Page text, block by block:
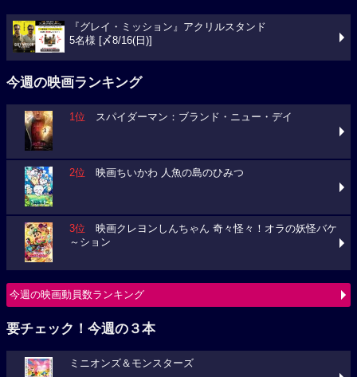
『グレイ・ミッション』アクリルスタンド
5名様 [〆8/16(日)]
今週の映画ランキング
1位 スパイダーマン：ブランド・ニュー・デイ
2位 映画ちいかわ 人魚の島のひみつ
3位 映画クレヨンしんちゃん 奇々怪々！オラの妖怪バケ
～ション
今週の映画動員数ランキング
要チェック！今週の３本
ミニオンズ＆モンスターズ